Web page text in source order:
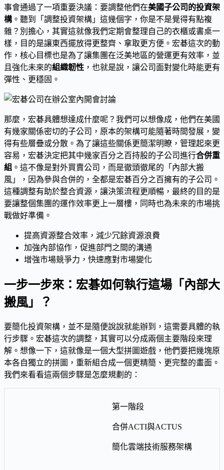
事會通過了一項重要決議：要調整他們在美國子公司的投資架
構。聽到「調整投資架構」這幾個字，你是不是覺得有點複
雜？別擔心，其實這就像我們定期會整理自己的衣櫃或書桌一
樣，目的是讓東西擺放得更整齊、拿取更方便。宏碁這次的動
作，核心目標也是為了讓集團在泛美地區的營運更有效率，並
且強化未來的組織韌性 ，也就是說，讓公司面對變化時能更有
彈性、更穩固。
那麼，宏碁具體想達成什麼呢？我們可以想像成，他們在美國
有幾家關係密切的子公司，原本的架構可能隨著時間發展，變
得有些層疊或分散。為了讓這些關係更簡潔明瞭，管理起來更
容易，宏碁決定把其中幾家百分之百持股的子公司進行合併重
組 。這不像是對外買賣公司，而是徹頭徹尾的「內部大搬
風」，因為參與合併的，全都是宏碁百分之百擁有的子公司。
這種調整有助於整合資源，讓決策流程更順暢，最終的目的是
要讓整個集團的運作效率更上一層樓，同時也為未來的市場挑
戰做好準備。
提高資源整合效率，減少冗餘資源浪費
加強內部協作，促進部門之間的溝通
增強市場競爭力，快速應對市場變化
一步一步來：宏碁如何執行這場「內部大
搬風」？
要簡化投資架構，並不是隨便說說就能辦到，這需要具體的執
行步驟。宏碁這次的調整，其實可以分成兩個主要階段來理
解。想像一下，這就像是一個大型拼圖遊戲，他們要把幾塊原
本各自獨立的拼圖，重新組合成一個更精簡、更完整的畫面。
我們來看看這兩個步驟是怎麼規劃的：
第一階段
合併ACTI與ACTUS
簡化雲端技術服務架構